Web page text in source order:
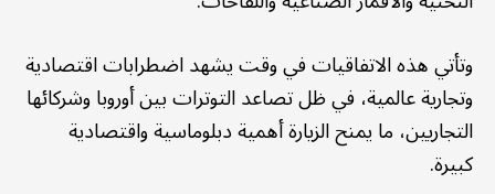
وتأتي هذه الاتفاقيات في وقت يشهد اضطرابات اقتصادية
وتجارية عالمية، في ظل تصاعد التوترات بين أوروبا وشركائها
التجاريين، ما يمنح الزيارة أهمية دبلوماسية واقتصادية
كبيرة.